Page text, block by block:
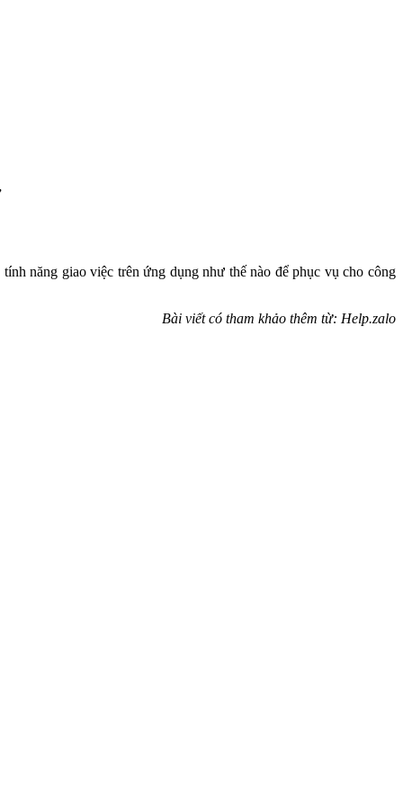
năng giao việc trên ứng dụng như thế nào để phục vụ cho công
Bài viết có tham khảo thêm từ: Help.zalo